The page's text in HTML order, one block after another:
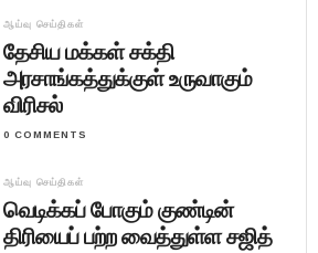
ஆய்வு செய்திகள்
தேசிய மக்கள் சக்தி
அரசாங்கத்துக்குள் உருவாகும்
விரிசல்
0 COMMENTS
ஆய்வு செய்திகள்
வெடிக்கப் போகும் குண்டின்
திரியைப் பற்ற வைத்துள்ள சஜித்